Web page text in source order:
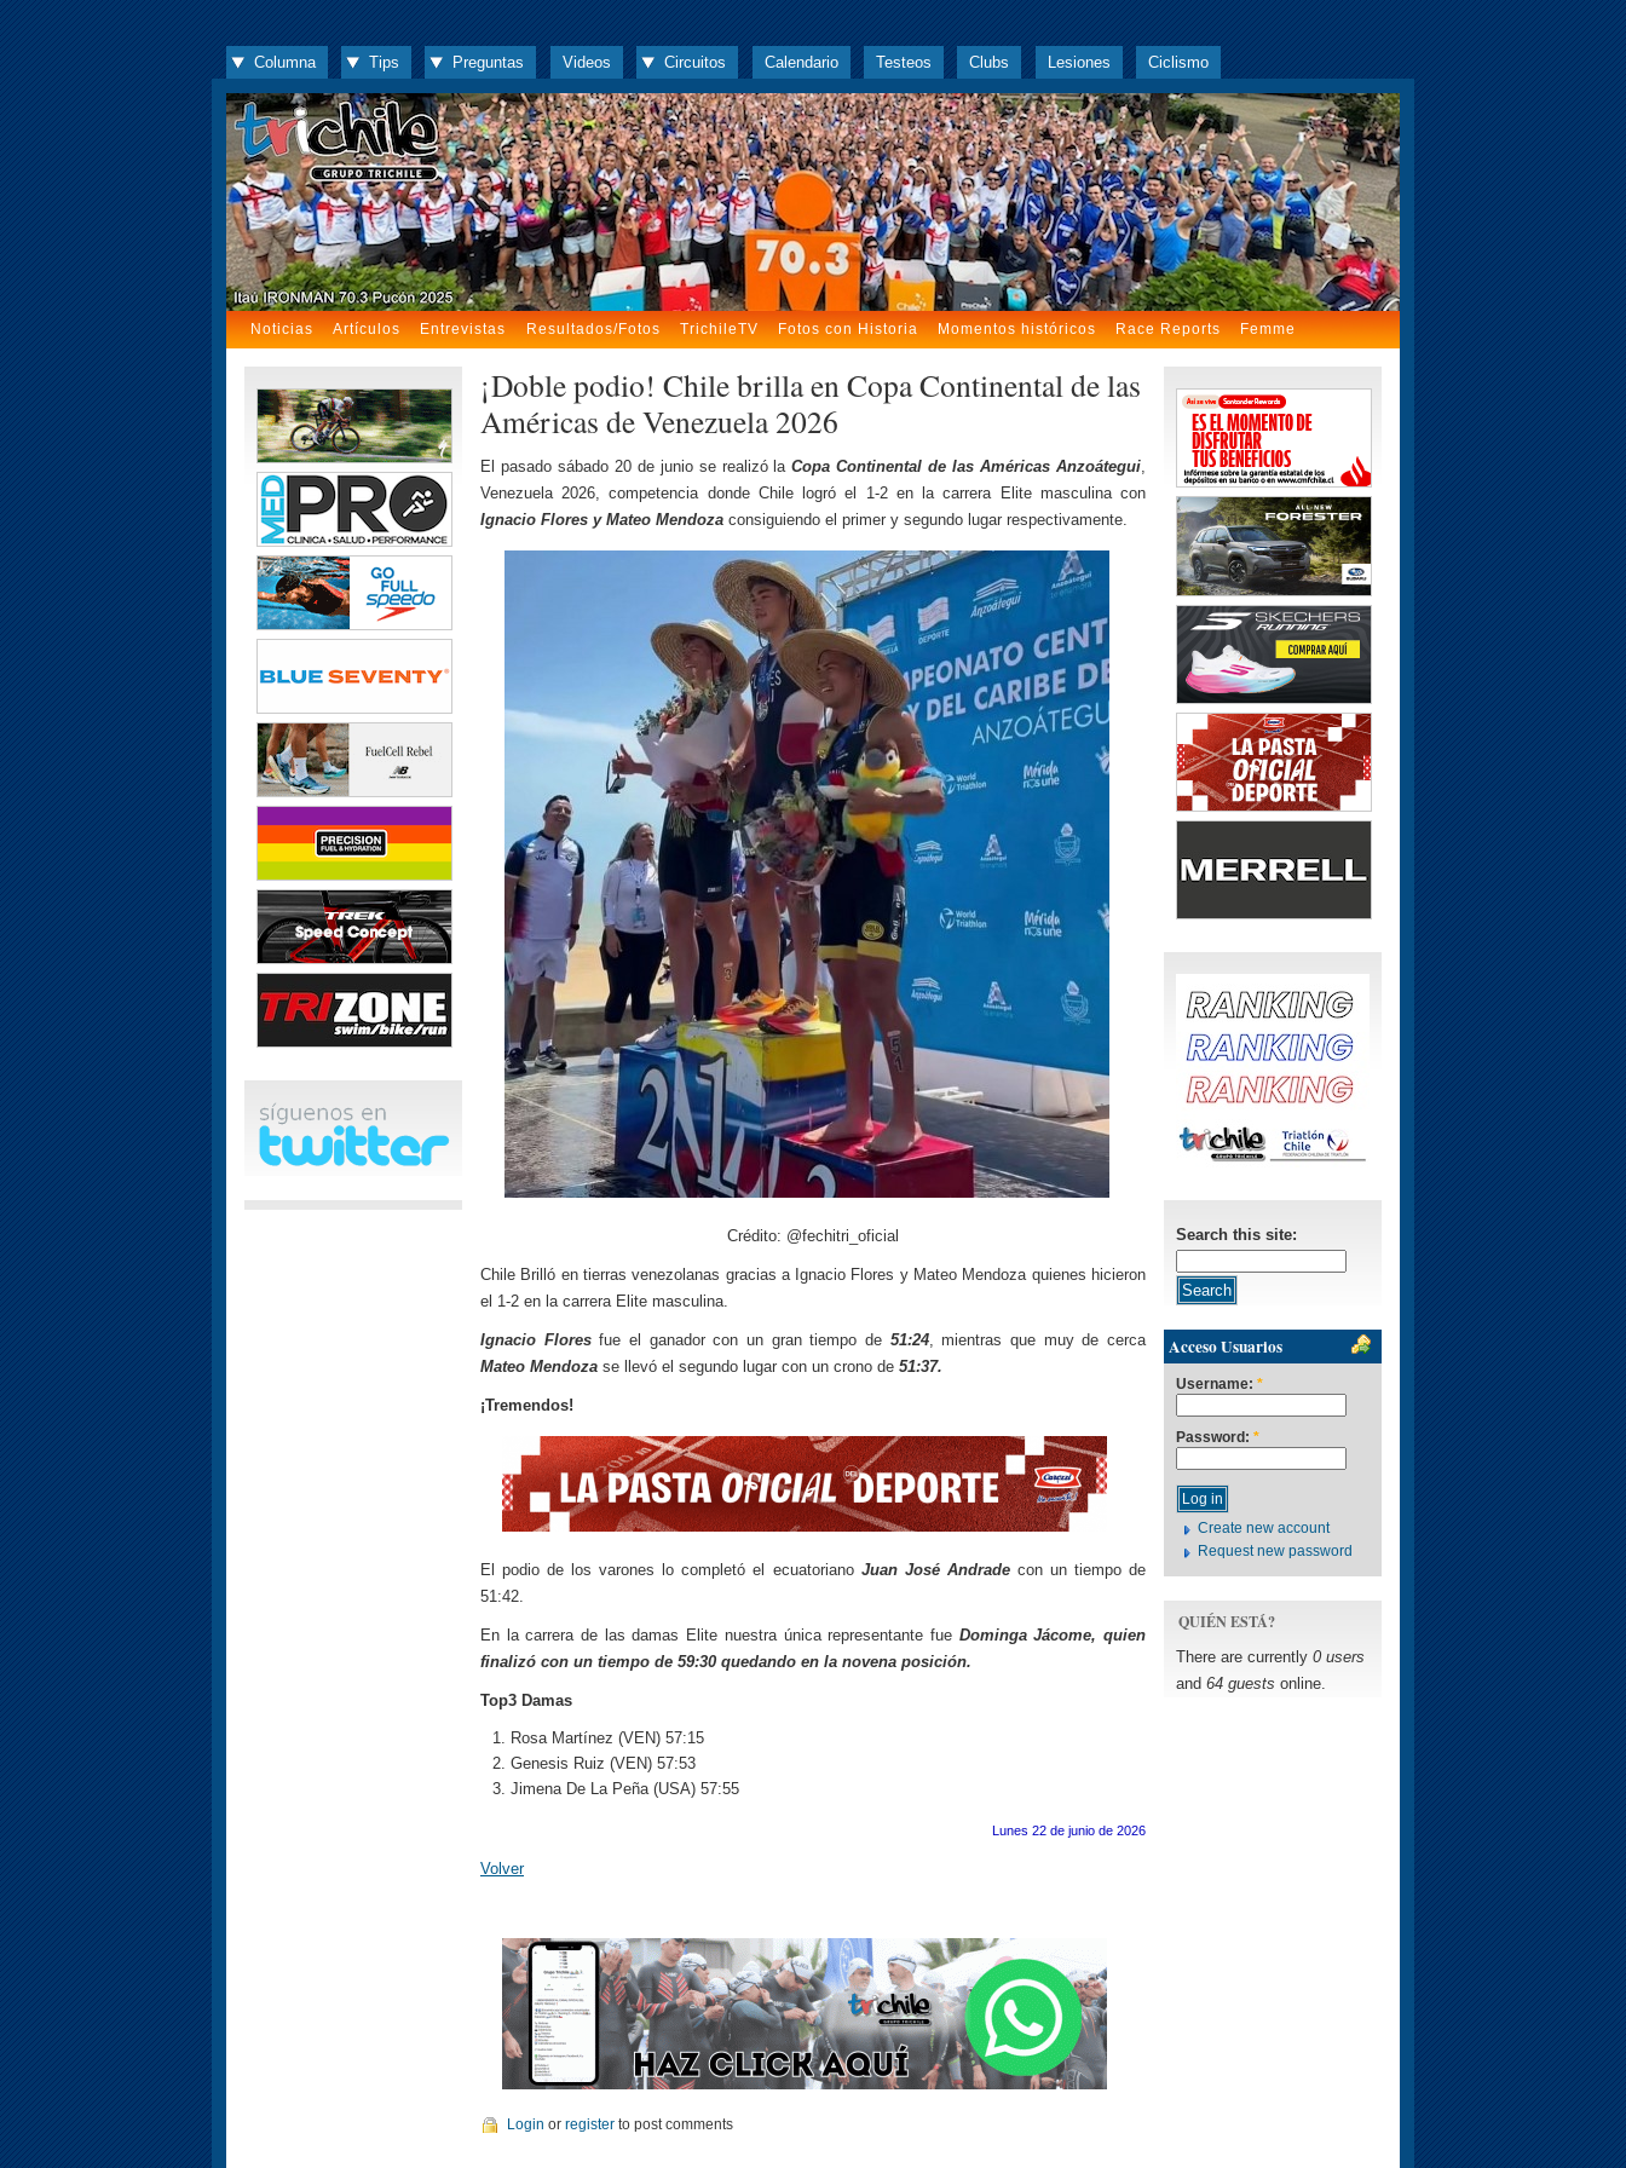
Columna Tips Preguntas Videos Circuitos Calendario Testeos Clubs Lesiones Ciclismo
Noticias Artículos Entrevistas Resultados/Fotos TrichileTV Fotos con Historia Momentos históricos Race Reports Femme
¡Doble podio! Chile brilla en Copa Continental de las
Américas de Venezuela 2026
El pasado sábado 20 de junio se realizó laCopa Continental de las Américas Anzoátegui,
Venezuela 2026, competencia donde Chile logró el 1-2 en la carrera Elite masculina con
Ignacio Flores y Mateo Mendoza consiguiendo el primer y segundo lugar respectivamente.
Crédito: @fechitri_oficial
Chile Brilló en tierras venezolanas gracias a Ignacio Flores y Mateo Mendoza quienes hicieron
el 1-2 en la carrera Elite masculina.
Ignacio Floresfue el ganador con un gran tiempo de 51:24, mientras que muy de cerca
Mateo Mendoza se llevó el segundo lugar con un crono de 51:37.
¡Tremendos!
El podio de los varones lo completó el ecuatoriano Juan José Andradecon un tiempo de
51:42.
En la carrera de las damas Elite nuestra única representante fue Dominga Jácome, quien
finalizó con un tiempo de 59:30 quedando en la novena posición.
Top3 Damas
Rosa Martínez (VEN) 57:15
Genesis Ruiz (VEN) 57:53
Jimena De La Peña (USA) 57:55
Lunes 22 de junio de 2026
Volver
Login or register to post comments
Search this site:
Acceso Usuarios
Username: *
Password: *
Create new account
Request new password
QUIÉN ESTÁ?
There are currently 0 users
and 64 guests online.